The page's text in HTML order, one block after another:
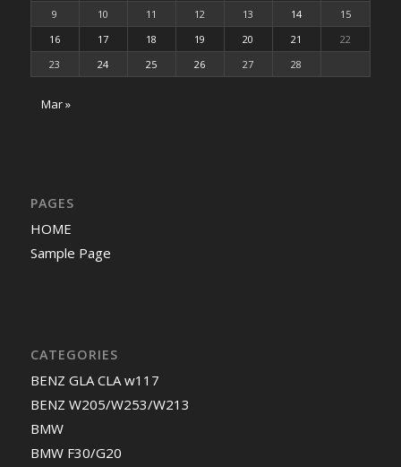
9
10 11 12 13 14
15
16
17 18 19 20 21
22
23
24 25 26 27 28
Mar »
PAGES
HOME
Sample Page
CATEGORIES
BENZ GLA CLA w117
BENZ W205/W253/W213
BMW
BMW F30/G20